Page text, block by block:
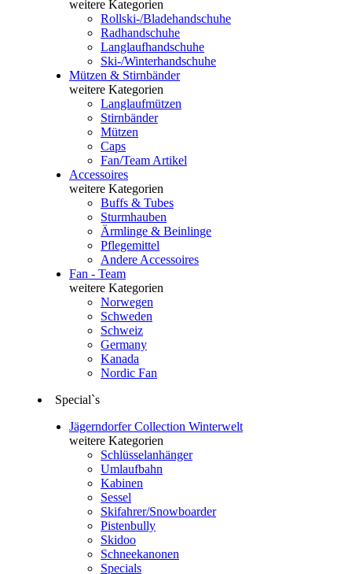
weitere Kategorien
Rollski-/Bladehandschuhe
Radhandschuhe
Langlaufhandschuhe
Ski-/Winterhandschuhe
Mützen & Stirnbänder
weitere Kategorien
Langlaufmützen
Stirnbänder
Mützen
Caps
Fan/Team Artikel
Accessoires
weitere Kategorien
Buffs & Tubes
Sturmhauben
Ärmlinge & Beinlinge
Pflegemittel
Andere Accessoires
Fan - Team
weitere Kategorien
Norwegen
Schweden
Schweiz
Germany
Kanada
Nordic Fan
Special`s
Jägerndorfer Collection Winterwelt
weitere Kategorien
Schlüsselanhänger
Umlaufbahn
Kabinen
Sessel
Skifahrer/Snowboarder
Pistenbully
Skidoo
Schneekanonen
Specials